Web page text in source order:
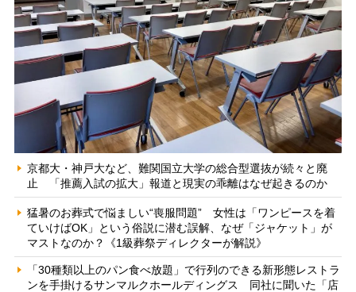
京都大・神戸大など、難関国立大学の総合型選抜が続々と廃
止 「推薦入試の拡大」報道と現実の乖離はなぜ起きるのか
猛暑のお葬式で悩ましい“喪服問題” 女性は「ワンピースを着
ていけばOK」という俗説に潜む誤解、なぜ「ジャケット」が
マストなのか？《1級葬祭ディレクターが解説》
「30種類以上のパン食べ放題」で行列のできる新形態レストラ
ンを手掛けるサンマルクホールディングス 同社に聞いた「店